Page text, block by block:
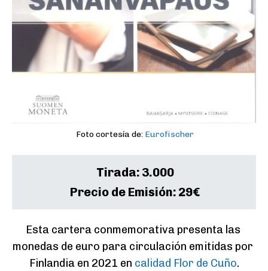
Foto cortesía de: Eurofischer
Tirada: 3.000
Precio de Emisión: 29€
Esta cartera conmemorativa presenta las
monedas de euro para circulación emitidas por
Finlandia en 2021 en calidad Flor de Cuño.